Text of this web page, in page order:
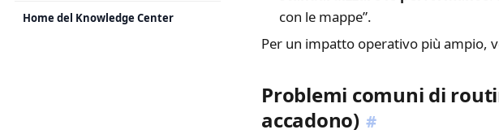
Home del Knowledge Center
con le mappe”.
Per un impatto operativo più ampio,
Problemi comuni di
accadono) #